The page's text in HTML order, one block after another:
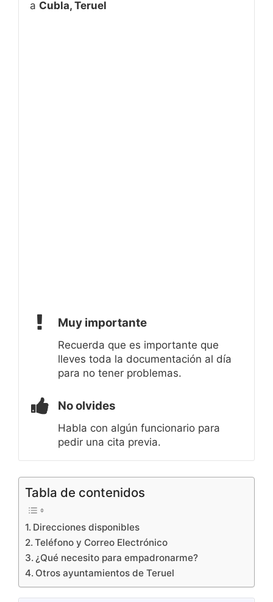
a Cubla, Teruel
Muy importante
Recuerda que es importante que
lleves toda la documentación al día
para no tener problemas.
No olvides
Habla con algún funcionario para
pedir una cita previa.
Tabla de contenidos
Direcciones disponibles
Teléfono y Correo Electrónico
¿Qué necesito para empadronarme?
Otros ayuntamientos de Teruel